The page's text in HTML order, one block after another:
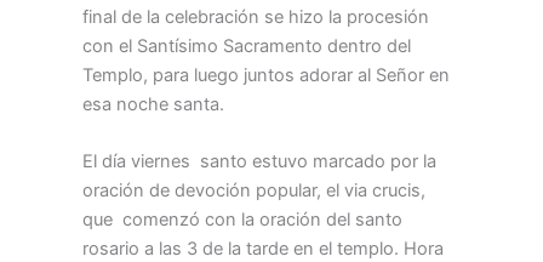
final de la celebración se hizo la procesión
con el Santísimo Sacramento dentro del
Templo, para luego juntos adorar al Señor en
esa noche santa.
El día viernes santo estuvo marcado por la
oración de devoción popular, el via crucis,
que comenzó con la oración del santo
rosario a las 3 de la tarde en el templo. Hora